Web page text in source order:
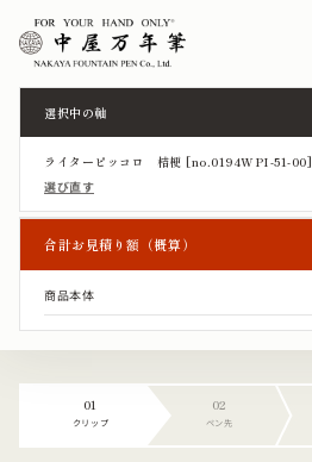
選択中の軸
ライターピッコロ 桔梗 [no.0194WPI-51-00]
選び直す
合計お見積り額（概算）
商品本体
01
クリップ
02
ペン先